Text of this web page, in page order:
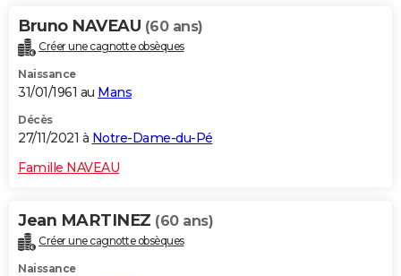
Dictionnaire
Biographies
Citations
Expressions
Proverbes
PROGRAMME TV
COPAINS D'AVANT
S'inscrire
Se connecter
Lycées
Collèges
Primaires
Universités
Entreprises
Service militaire
Avis de recherche
AVIS DE DÉCÈS
Bruno NAVEAU (60 ans)
Créer une cagnotte obsèques
Naissance
31/01/1961 au Mans
Décès
27/11/2021 à Notre-Dame-du-Pé
Famille NAVEAU
Jean MARTINEZ (60 ans)
Créer une cagnotte obsèques
Naissance